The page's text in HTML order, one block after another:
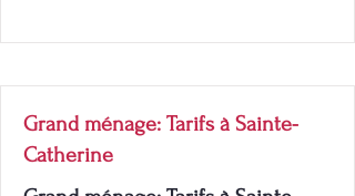
Grand ménage: Tarifs à Sainte-
Catherine